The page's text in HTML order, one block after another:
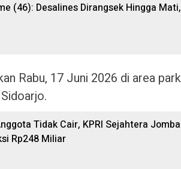
(46): Desalines Dirangsek Hingga Mati,
Rabu, 17 Juni 2026 di area
Tidak Cair, KPRI Sejahtera
Rp248 Miliar